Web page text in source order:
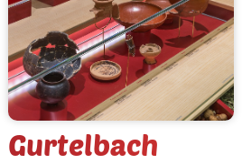
Gurtelbach